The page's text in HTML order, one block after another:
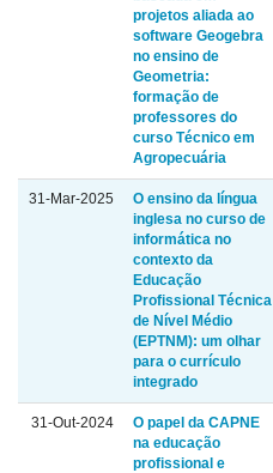
projetos aliada ao
software Geogebra
no ensino de
Geometria:
formação de
professores do
curso Técnico em
Agropecuária
31-Mar-2025
O ensino da língua
inglesa no curso de
informática no
contexto da
Educação
Profissional Técnica
de Nível Médio
(EPTNM): um olhar
para o currículo
integrado
31-Out-2024
O papel da CAPNE
na educação
profissional e